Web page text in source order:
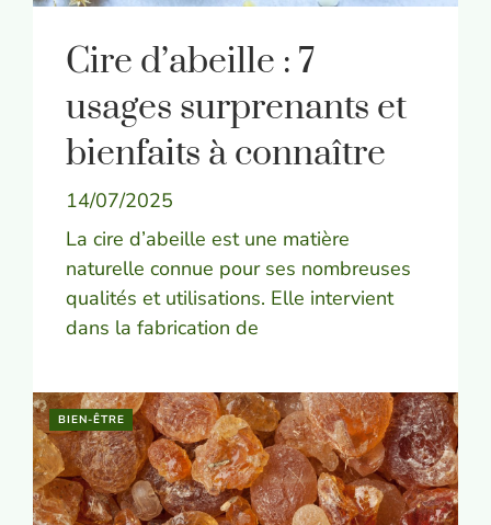
Cire d’abeille : 7
usages surprenants et
bienfaits à connaître
14/07/2025
La cire d’abeille est une matière
naturelle connue pour ses nombreuses
qualités et utilisations. Elle intervient
dans la fabrication de
BIEN-ÊTRE